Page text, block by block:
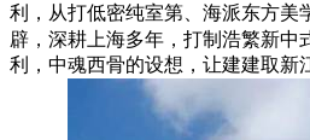
利，从打低密纯室第、海派东方美
辟，深耕上海多年，打制浩繁新中
利，中魂西骨的设想，让建建取新